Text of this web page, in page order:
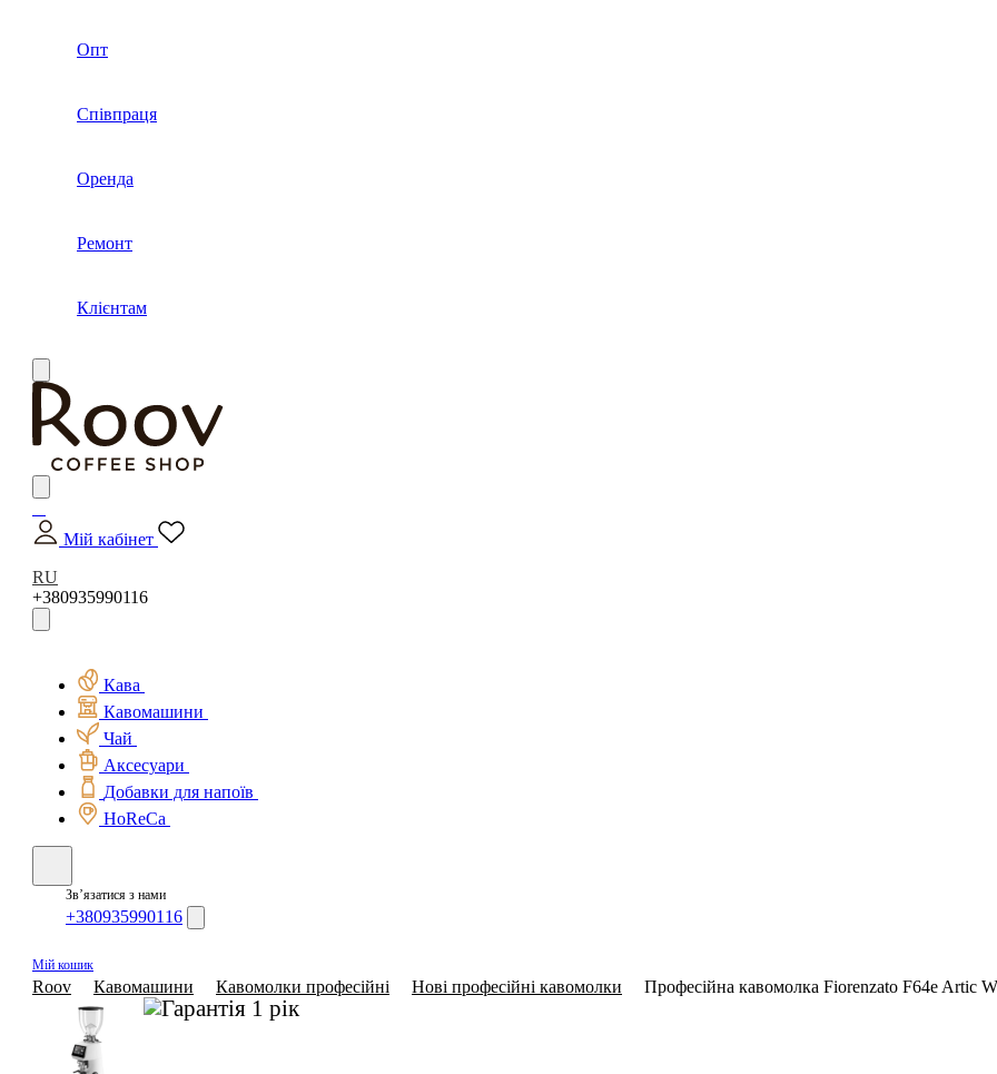
Опт
Співпраця
Оренда
Ремонт
Клієнтам
Мій кабінет
RU
+380935990116
Кава
Кавомашини
Чай
Аксесуари
Добавки для напоїв
HoReCa
Зв’язатися з нами
+380935990116
Мій кошик
Roov Кавомашини Кавомолки професійні Нові професійні кавомолки Професійна кавомолка Fiorenzato F64e Artic
1 рік